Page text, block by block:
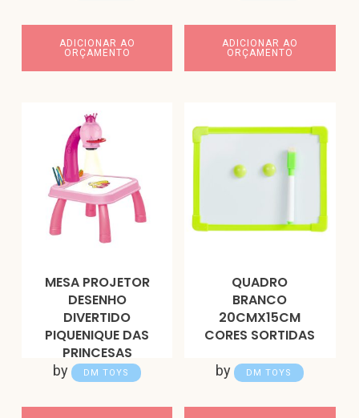
ADICIONAR AO
ORÇAMENTO
ADICIONAR AO
ORÇAMENTO
MESA PROJETOR
DESENHO
DIVERTIDO
PIQUENIQUE DAS
PRINCESAS
by DM TOYS
QUADRO
BRANCO
20CMX15CM
CORES SORTIDAS
by DM TOYS